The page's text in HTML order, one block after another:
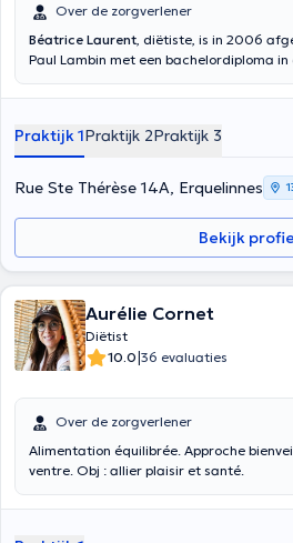
Over de zorgverlener
Béatrice Laurent, diëtiste, is in 2006
Paul Lambin met een bachelordiploma
zwangerschap en gewichtsverlies. Zij is
Praktijk 1Praktijk 2Praktijk 3
Rue Ste Thérèse 14A, Erquelinnes
Bekijk
Aurélie Cornet
Diëtist
10.0|36 evaluaties
Over de zorgverlener
Alimentation équilibrée. Approche
ventre. Obj : allier plaisir et santé.